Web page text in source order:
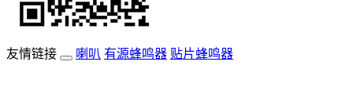
友情链接 喇叭 有源蜂鸣器 贴片蜂鸣器